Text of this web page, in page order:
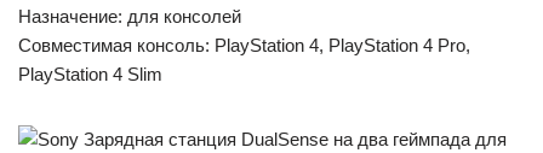
Назначение: для консолей
Совместимая консоль: PlayStation 4, PlayStation 4 Pro,
PlayStation 4 Slim